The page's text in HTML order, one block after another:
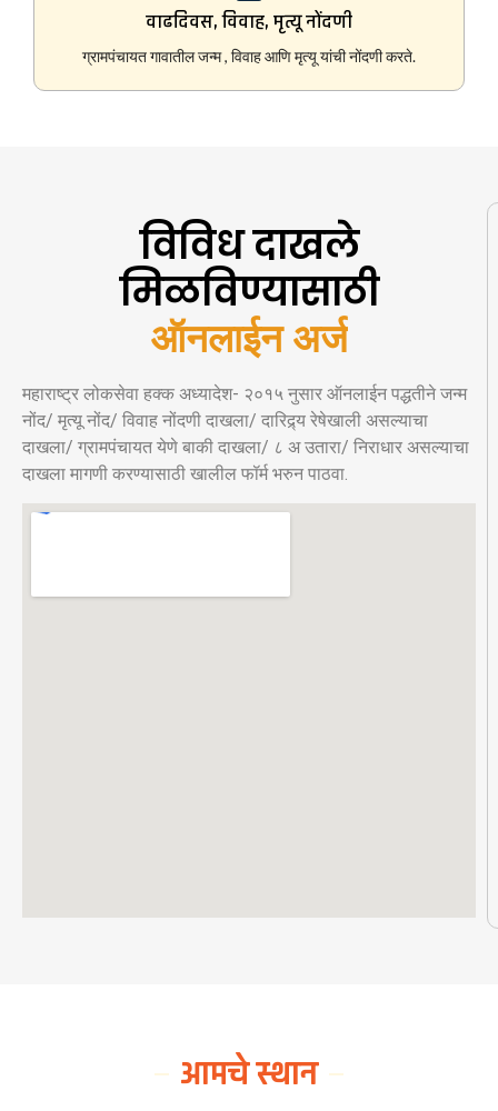
वाढदिवस, विवाह, मृत्यू नोंदणी
ग्रामपंचायत गावातील जन्म , विवाह आणि मृत्यू यांची नोंदणी करते.
विविध दाखले
मिळविण्यासाठी
ऑनलाईन अर्ज
महाराष्ट्र लोकसेवा हक्क अध्यादेश- २०१५ नुसार ऑनलाईन पद्धतीने जन्म
नोंद/ मृत्यू नोंद/ विवाह नोंदणी दाखला/ दारिद्र्य रेषेखाली असल्याचा
दाखला/ ग्रामपंचायत येणे बाकी दाखला/ ८ अ उतारा/ निराधार असल्याचा
दाखला मागणी करण्यासाठी खालील फॉर्म भरुन पाठवा.
आमचे स्थान